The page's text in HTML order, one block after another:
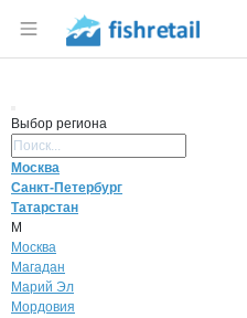
Раздел навигации
Выбор региона
Москва
Санкт-Петербург
Татарстан
М
Москва
Магадан
Марий Эл
Мордовия